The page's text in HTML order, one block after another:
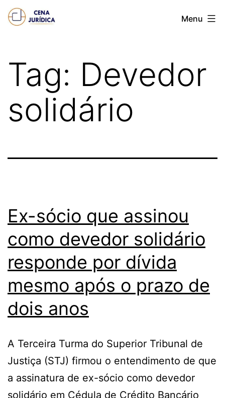
Pular
para
conteúdo
Cena
Menu
Tag: Devedor
solidário
Ex-sócio que assinou
como devedor solidário
responde por dívida
mesmo após o prazo de
dois anos
A Terceira Turma do Superior Tribunal de
Justiça (STJ) firmou o entendimento de que
a assinatura de ex-sócio como devedor
solidário em Cédula de Crédito Bancário